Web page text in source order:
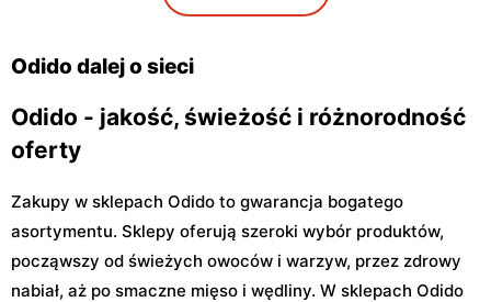
Odido dalej o sieci
Odido - jakość, świeżość i różnorodność
oferty
Zakupy w sklepach Odido to gwarancja bogatego
asortymentu. Sklepy oferują szeroki wybór produktów,
począwszy od świeżych owoców i warzyw, przez zdrowy
nabiał, aż po smaczne mięso i wędliny. W sklepach Odido